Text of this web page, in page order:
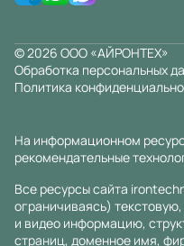
© 2026 ООО «АЙРОНТЕХ»
Обработка персональных
Политика
На информационном
рекомендательные
Все ресурсы сайта
ограничиваясь)
и видео информацию,
страниц, доменное имя,